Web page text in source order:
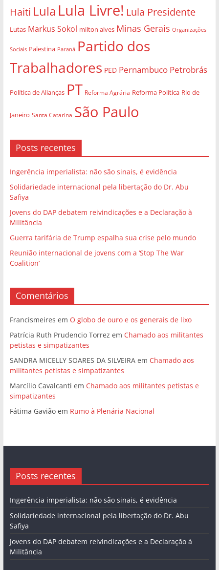
Haiti Lula Lula Livre! Lula Presidente
Lutas Markus Sokol milton alves Minas Gerais Organizações
Sociais Palestina Paraná Partido dos
Trabalhadores PED Pernambuco Petrobrás
Política de Alianças PT Reforma Agrária Reforma Política Rio de
Janeiro Santa Catarina São Paulo
Posts recentes
Ingerência imperialista: não são sinais, é evidência
Solidariedade internacional pela libertação do Dr. Abu
Safiya
Jovens do DAP debatem reivindicações e a Declaração à
Militância
Guerra tarifária de Trump espalha sua crise pelo mundo
Reunião internacional de jovens com a ‘Stop The War
Coalition’
Comentários
Francismeires em O globo de ouro e os generais de lixo
Patrícia Ruth Prudencio Torrez em Chamado aos militantes
petistas e simpatizantes
SANDRA MICELLY SOARES DA SILVEIRAem Chamado aos
militantes petistas e simpatizantes
Marcílio Cavalcanti em Chamado aos militantes petistas e
simpatizantes
Fátima Gaviãoem Rumo à Plenária Nacional
Posts recentes
Ingerência imperialista: não são sinais, é evidência
Solidariedade internacional pela libertação do Dr. Abu
Safiya
Jovens do DAP debatem reivindicações e a Declaração à
Militância